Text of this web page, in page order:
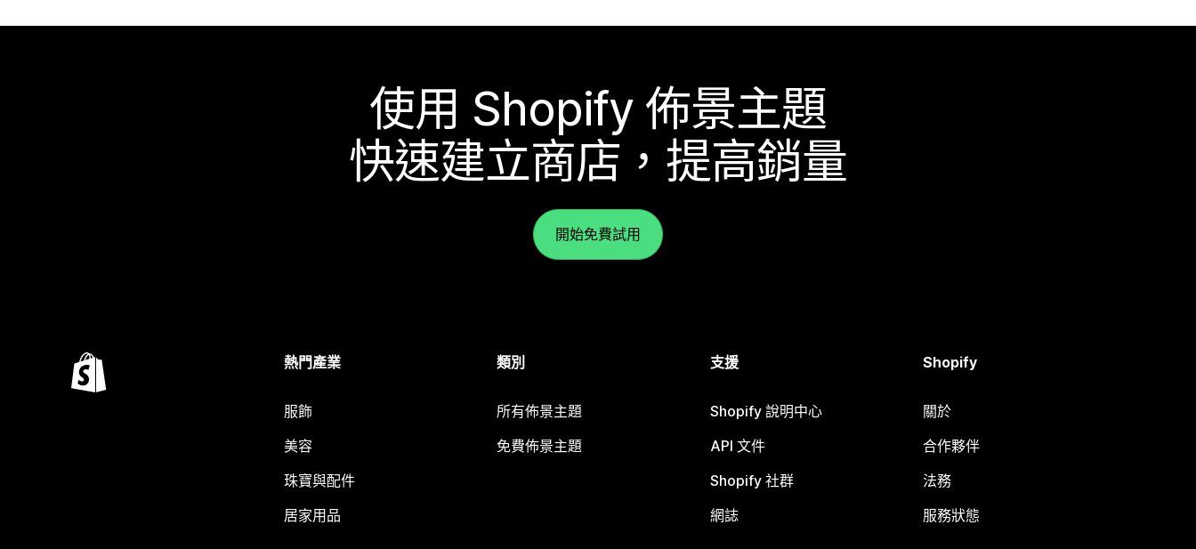
使用 Shopify 佈景主題
快速建立商店，提高銷量
開始免費試用
熱門產業
服飾
美容
珠寶與配件
居家用品
類別
所有佈景主題
免費佈景主題
支援
Shopify 說明中心
API 文件
Shopify 社群
網誌
Shopify
關於
合作夥伴
法務
服務狀態